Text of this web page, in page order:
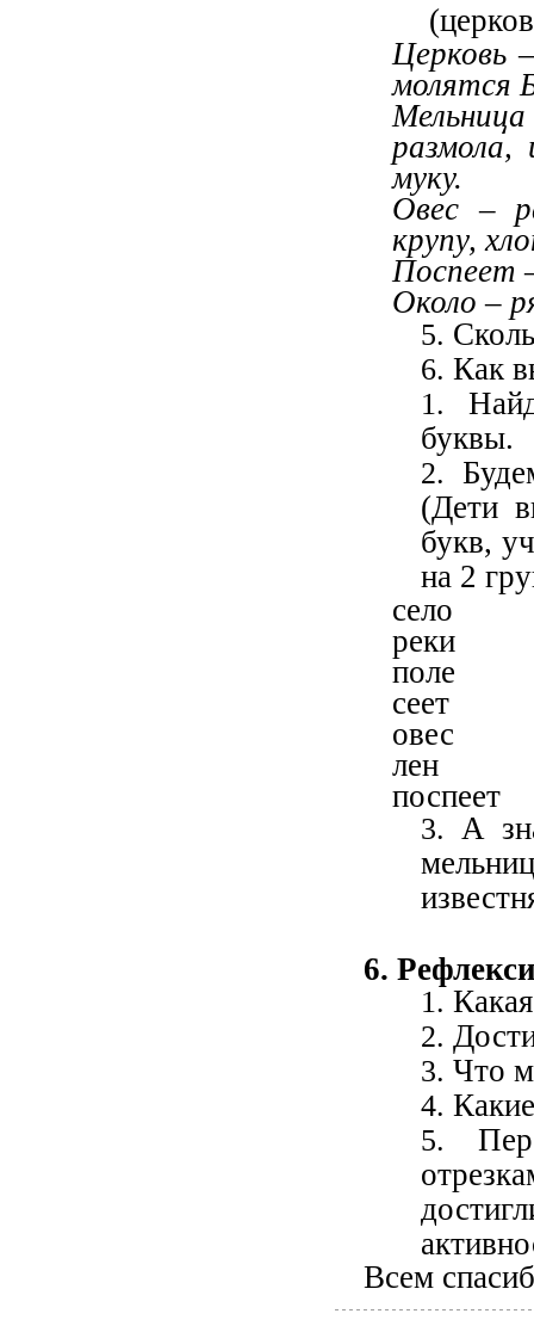
Церковь
молятся
размола,
муку.
Овес –
крупу,
Поспеет
Около –
Как
буквы.
(Дети
букв,
на 2
поле
сеет
овес
лен
поспеет
А
6.
Что
Всем